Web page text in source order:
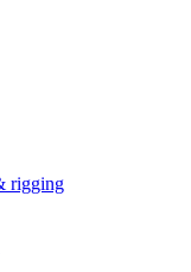
rigging